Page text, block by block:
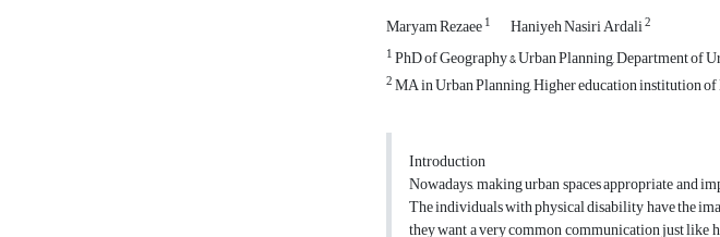
Maryam Rezaee1 Haniyeh Nasiri Ardali2
1PhD of Geography & Urban Planning, Department of
2MA in Urban Planning, Higher education institution of
Introduction
Nowadays, making urban spaces appropriate and
The individuals with physical disability have the
they want a very common communication just like